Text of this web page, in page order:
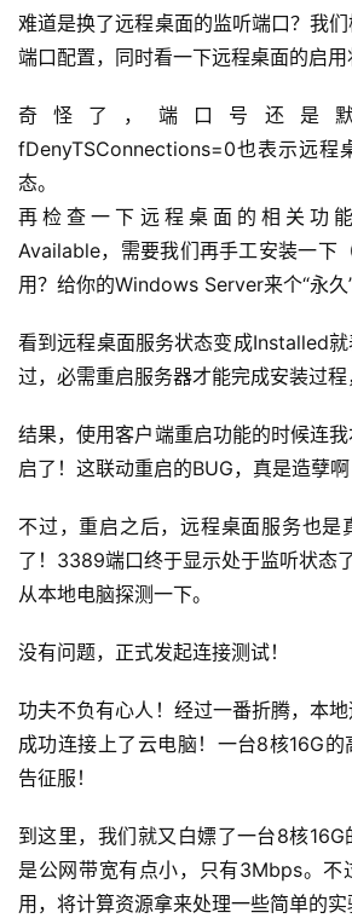
程
件
应
用
服
务
项
A
提
示
开
源
码
常
用
链
登录 注册
难道是换了远程桌面的监听端口？我
端口配置，同时看一下远程桌面的启用
奇怪了，端口号还是默
fDenyTSConnections=0也表示远程
态。
再检查一下远程桌面的相关功
Available，需要我们再手工安装一下
用？给你的Windows Server来个“永久”
看到远程桌面服务状态变成Installed
过，必需重启服务器才能完成安装过程
结果，使用客户端重启功能的时候连
启了！这联动重启的BUG，真是造孽啊
不过，重启之后，远程桌面服务也是
了！3389端口终于显示处于监听状态了
从本地电脑探测一下。
没有问题，正式发起连接测试！
功夫不负有心人！经过一番折腾，本
成功连接上了云电脑！一台8核16G
告征服！
到这里，我们就又白嫖了一台8核
是公网带宽有点小，只有3Mbps。不
用，将计算资源拿来处理一些简单的实